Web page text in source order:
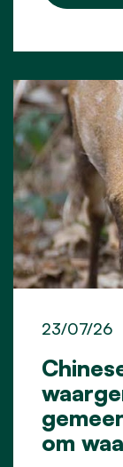
om
23/07/26